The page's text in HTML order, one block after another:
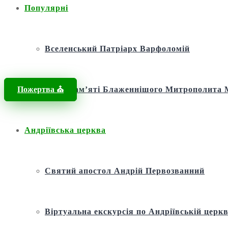
Популярні
Вселенський Патріарх Варфоломій
Фонд пам’яті Блаженнішого
Андріївська церква
Святий апостол Андрій Первозванний
Віртуальна екскурсія по Андріївській
Пожертва ⛪️